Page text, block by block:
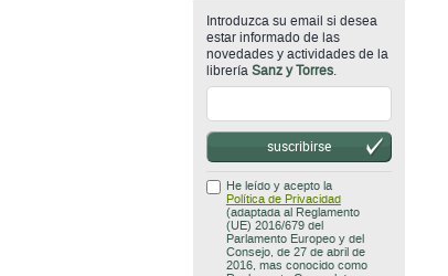
Introduzca su email si desea
estar informado de las
novedades y actividades de la
librería Sanz y Torres.
suscribirse
He leído y acepto la
Política de Privacidad
(adaptada al Reglamento
(UE) 2016/679 del
Parlamento Europeo y del
Consejo, de 27 de abril de
2016, mas conocido como